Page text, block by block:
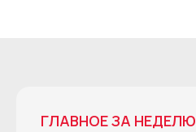
ГЛАВНОЕ ЗА НЕДЕЛЮ